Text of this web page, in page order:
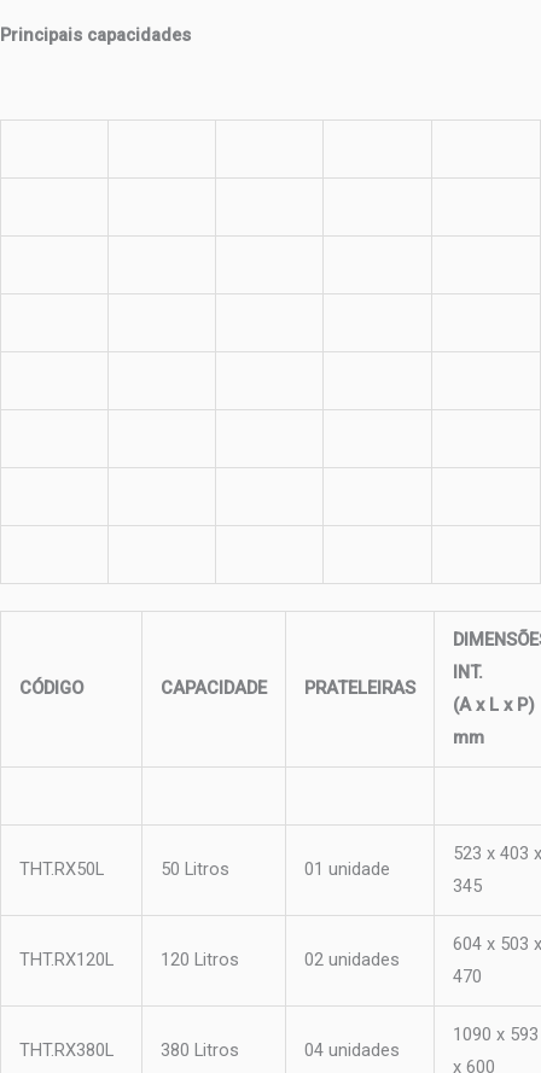
Principais capacidades
CÓDIGO CAPACIDADE PRATELEIRAS
INT.
(A x L x P)
mm
THT.RX50L 50 Litros 01 unidade
523 x 403 x
345
THT.RX120L 120 Litros 02 unidades
604 x 503 x
470
THT.RX380L 380 Litros 04 unidades
1090 x 593
x 600